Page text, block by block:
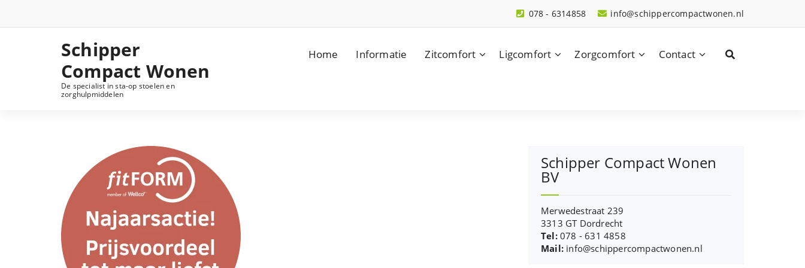
de
info@schippercompactwonen.nl
078 - 6314858
Schipper
Compact Wonen
De specialist in sta-op stoelen en
zorghulpmiddelen
Home Informatie Zitcomfort Ligcomfort Zorgcomfort Contact
Schipper Compact Wonen
BV
Merwedestraat 239
3313 GT Dordrecht
Tel:078 - 631 4858
Mail: info@schippercompactwonen.nl